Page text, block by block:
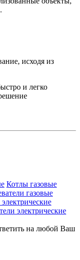
исходя из
и легко
Котлы газовые
газовые
электрические
на любой Ваш